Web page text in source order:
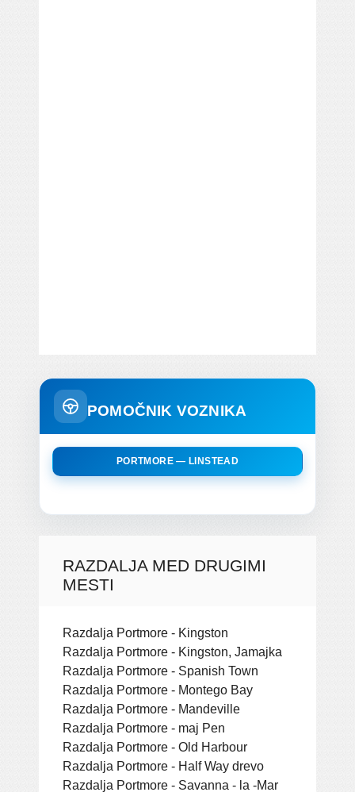
POMOČNIK VOZNIKA
PORTMORE — LINSTEAD
RAZDALJA MED DRUGIMI
MESTI
Razdalja Portmore - Kingston
Razdalja Portmore - Kingston, Jamajka
Razdalja Portmore - Spanish Town
Razdalja Portmore - Montego Bay
Razdalja Portmore - Mandeville
Razdalja Portmore - maj Pen
Razdalja Portmore - Old Harbour
Razdalja Portmore - Half Way drevo
Razdalja Portmore - Savanna - la -Mar